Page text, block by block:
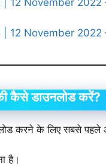
12 November 2022
12 November 2022
कैसे डाउनलोड करें?
करने के लिए सबसे
है।